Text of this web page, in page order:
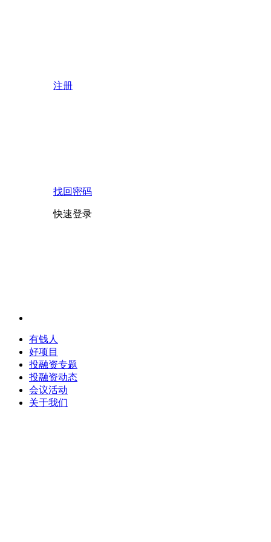
注册
找回密码
快速登录
有钱人
好项目
投融资专题
投融资动态
会议活动
关于我们